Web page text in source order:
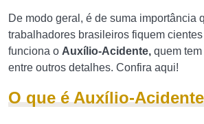
De modo geral, é de suma importância
trabalhadores brasileiros fiquem
funciona o Auxílio-Acidente, quem
entre outros detalhes. Confira aqui!
O que é Auxílio-